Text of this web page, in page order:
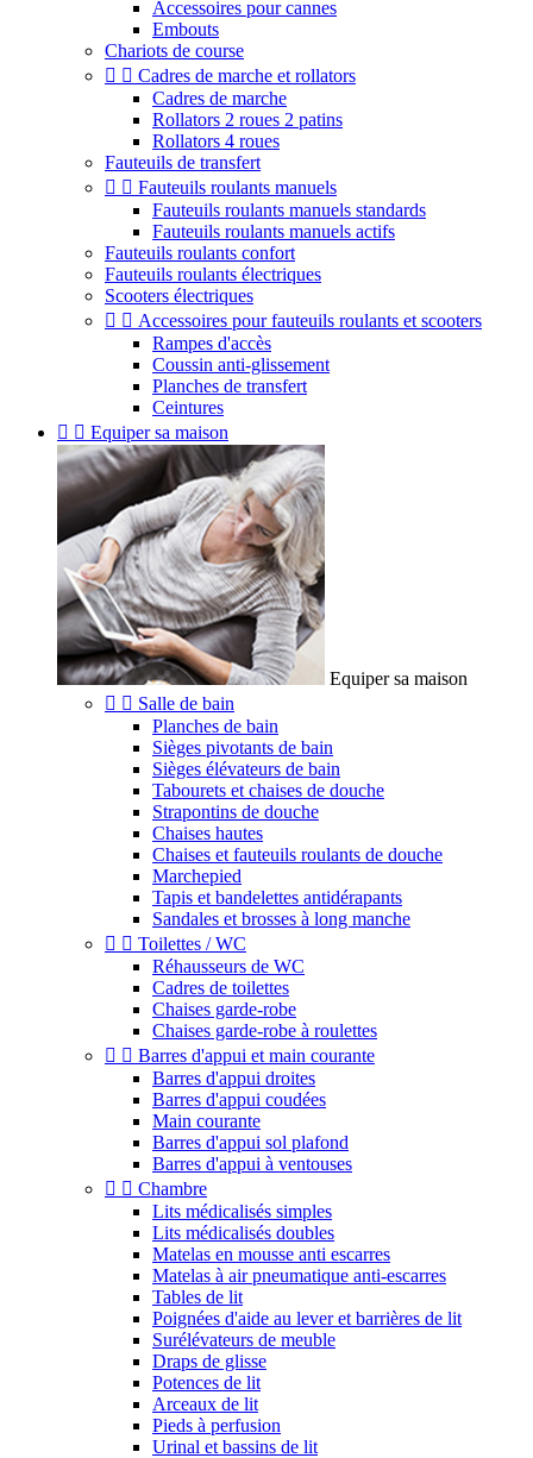
Accessoires pour cannes
Embouts
Chariots de course
  Cadres de marche et rollators
Cadres de marche
Rollators 2 roues 2 patins
Rollators 4 roues
Fauteuils de transfert
  Fauteuils roulants manuels
Fauteuils roulants manuels standards
Fauteuils roulants manuels actifs
Fauteuils roulants confort
Fauteuils roulants électriques
Scooters électriques
  Accessoires pour fauteuils roulants et scooters
Rampes d'accès
Coussin anti-glissement
Planches de transfert
Ceintures
  Equiper sa maison
Equiper sa maison
  Salle de bain
Planches de bain
Sièges pivotants de bain
Sièges élévateurs de bain
Tabourets et chaises de douche
Strapontins de douche
Chaises hautes
Chaises et fauteuils roulants de douche
Marchepied
Tapis et bandelettes antidérapants
Sandales et brosses à long manche
  Toilettes / WC
Réhausseurs de WC
Cadres de toilettes
Chaises garde-robe
Chaises garde-robe à roulettes
  Barres d'appui et main courante
Barres d'appui droites
Barres d'appui coudées
Main courante
Barres d'appui sol plafond
Barres d'appui à ventouses
  Chambre
Lits médicalisés simples
Lits médicalisés doubles
Matelas en mousse anti escarres
Matelas à air pneumatique anti-escarres
Tables de lit
Poignées d'aide au lever et barrières de lit
Surélévateurs de meuble
Draps de glisse
Potences de lit
Arceaux de lit
Pieds à perfusion
Urinal et bassins de lit